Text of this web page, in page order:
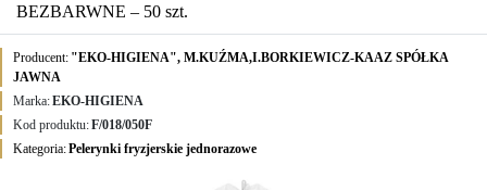
BEZBARWNE – 50 szt.
Producent: "EKO-HIGIENA", M.KUŹMA,I.BORKIEWICZ-KAAZ SPÓŁKA
JAWNA
Marka:EKO-HIGIENA
Kod produktu:F/018/050F
Kategoria:Pelerynki fryzjerskie jednorazowe